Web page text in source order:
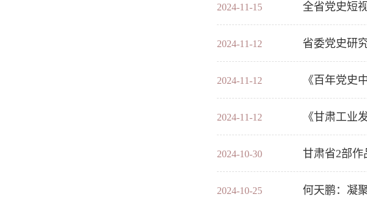
2024-11-15 全省党史短
2024-11-12 省委党史研
2024-11-12 《百年党史
2024-11-12 《甘肃工业
2024-10-30 甘肃省2部
2024-10-25 何天鹏：凝